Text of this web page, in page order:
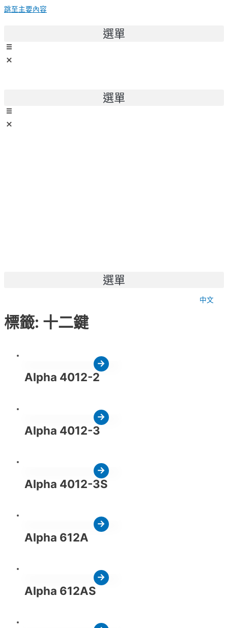
跳至主要內容
選單
選單
選單
中文
標籤: 十二鍵
Alpha 4012-2
Alpha 4012-3
Alpha 4012-3S
Alpha 612A
Alpha 612AS